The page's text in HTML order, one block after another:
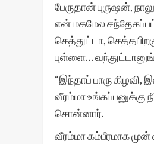
பேருதான் புருஷன்,
என் மகமேல
செத்துட்டா,
புள்ளை…
“இந்தாப் பாரு
வீரம்மா உங்கப்பனுக்கு
சொன்னார்.
வீரம்மா கம்பீரமாக முன்